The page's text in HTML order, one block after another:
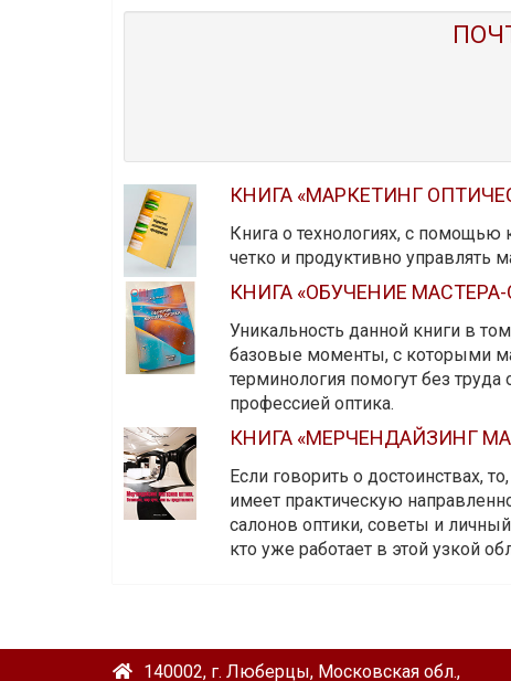
КНИГА «МАРКЕТИНГ
Книга о технологиях, с помощью
четко и продуктивно управлять
КНИГА «ОБУЧЕНИЕ
Уникальность данной книги в
базовые моменты, с которыми
терминология помогут без
профессией оптика.
КНИГА «МЕРЧЕНДАЙЗИНГ
Если говорить о достоинствах,
имеет практическую
салонов оптики, советы и
кто уже работает в этой узкой
140002, г. Люберцы, Московская обл.,